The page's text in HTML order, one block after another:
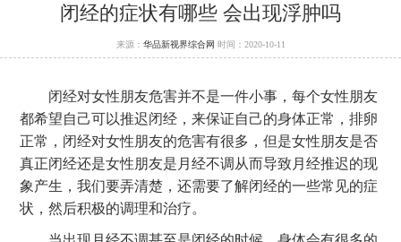
闭经的症状有哪些 会出现浮肿吗
来源： 华品新视界综合网 时间：2020-10-11
闭经对女性朋友危害并不是一件小事，每个女性朋友
都希望自己可以推迟闭经，来保证自己的身体正常，排卵
正常，闭经对女性朋友的危害有很多，但是女性朋友是否
真正闭经还是女性朋友是月经不调从而导致月经推迟的现
象产生，我们要弄清楚，还需要了解闭经的一些常见的症
状，然后积极的调理和治疗。